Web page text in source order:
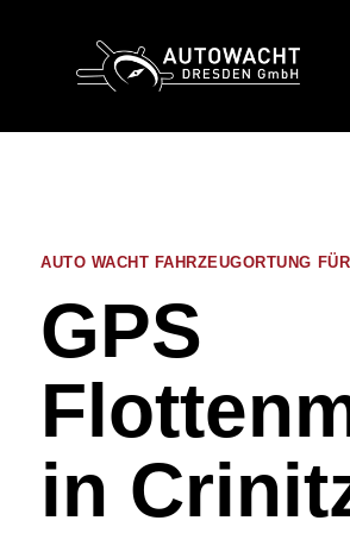
AUTO WACHT FAHRZEUGORTUNG
GPS
in